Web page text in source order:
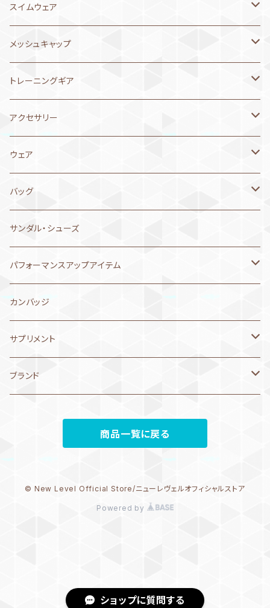
ショップに質問する
スーパーお父さん
6月21日～30日
6月11日～20日
6月1日～10日
5月21日～31日
5月11日～20日
4月21日～30日
4月11日～20日
4月1日～10日
3月21日～31日
3月11日～20日
3月1日～10日
2月11日～20日
2月1日～10日
2026年2月
2025年12月
2025年11月
2025年10月
2025年9月
2025年8月
2025年6月
2025年5月
2025年3月
ガールズ水着
メンズ水着
ボーイズ水着
キャップ
メッシュキャップ
シリコンキャップ
アクセサリー
ゴーグル
セームタオル
サプリメント
ウェア
バッグ
バッジ
Tシャツ
原画
アウター（ジャケット、スウェット）
スイムウェア
メンズ 承認水着
MIZUNO ミズノ
arena アリーナ
ボーイズ 承認水着
MIZUNO ミズノ
arena アリーナ
レディス 承認水着
MIZUNO ミズノ
arena アリーナ
ガールズ 承認水着
MIZUNO ミズノ
arena アリーナ
メンズ 練習用水着
MIZUNO ミズノ
arena アリーナ
Jaked
ボーイズ 練習水着
MIZUNO ミズノ
arena アリーナ
レディス 練習用水着
MIZUNO ミズノ
arena アリーナ
phelps/MP/Aquasphere
ガールズ 練習水着
MIZUNO ミズノ
arena アリーナ
phelps/MP/Aquasphere
メッシュキャップ
NEW LEVELオリジナル
MIZUNO ミズノ
arena アリーナ
Aquasphere アクアスフィア
SWANS スワンズ
Jaked ジャケド
speedo スピード
トレーニングギア
パドル
パドル替えゴム
シュノーケル
フィン
プルブイ
ストレッチコード
ボール
バンド
次世代トレーニングシリーズ
アクセサリー
ゴーグル
MP MICHAEL PHELPS
SWANS
VIEW
ノンクッション
ゴーグルケース
タオル
セームタオル
マイクロファイバータオル
phelps/MP/Aquasphere
マスク
シリコンキャップ
レースキャップ
arena アリーナ
2WAYキャップ
ウェア
ハーフパンツ
ショートパンツ
ジャケット
Tシャツ
ポロシャツ
コート・アウター
arena アリーナ
MIZUNO ミズノ
asics アシックス
バッグ
arena アリーナ
MIZUNO ミズノ
speedo スピード
AQUASPHERE アクアスフィア
リュック・バックパック
プルーフバッグ
マルチバッグ・ナップサック
サンダル・シューズ
パフォーマンスアップアイテム
コンプレスポーツ
AddElm
ベネクス
カンバッジ
サプリメント
エネルギーチャージ
ブランド
MIZUNO ミズノ
arena アリーナ
swans スワンズ
商品一覧に戻る
© New Level Official Store/ニューレヴェルオフィシャルストア
Powered by